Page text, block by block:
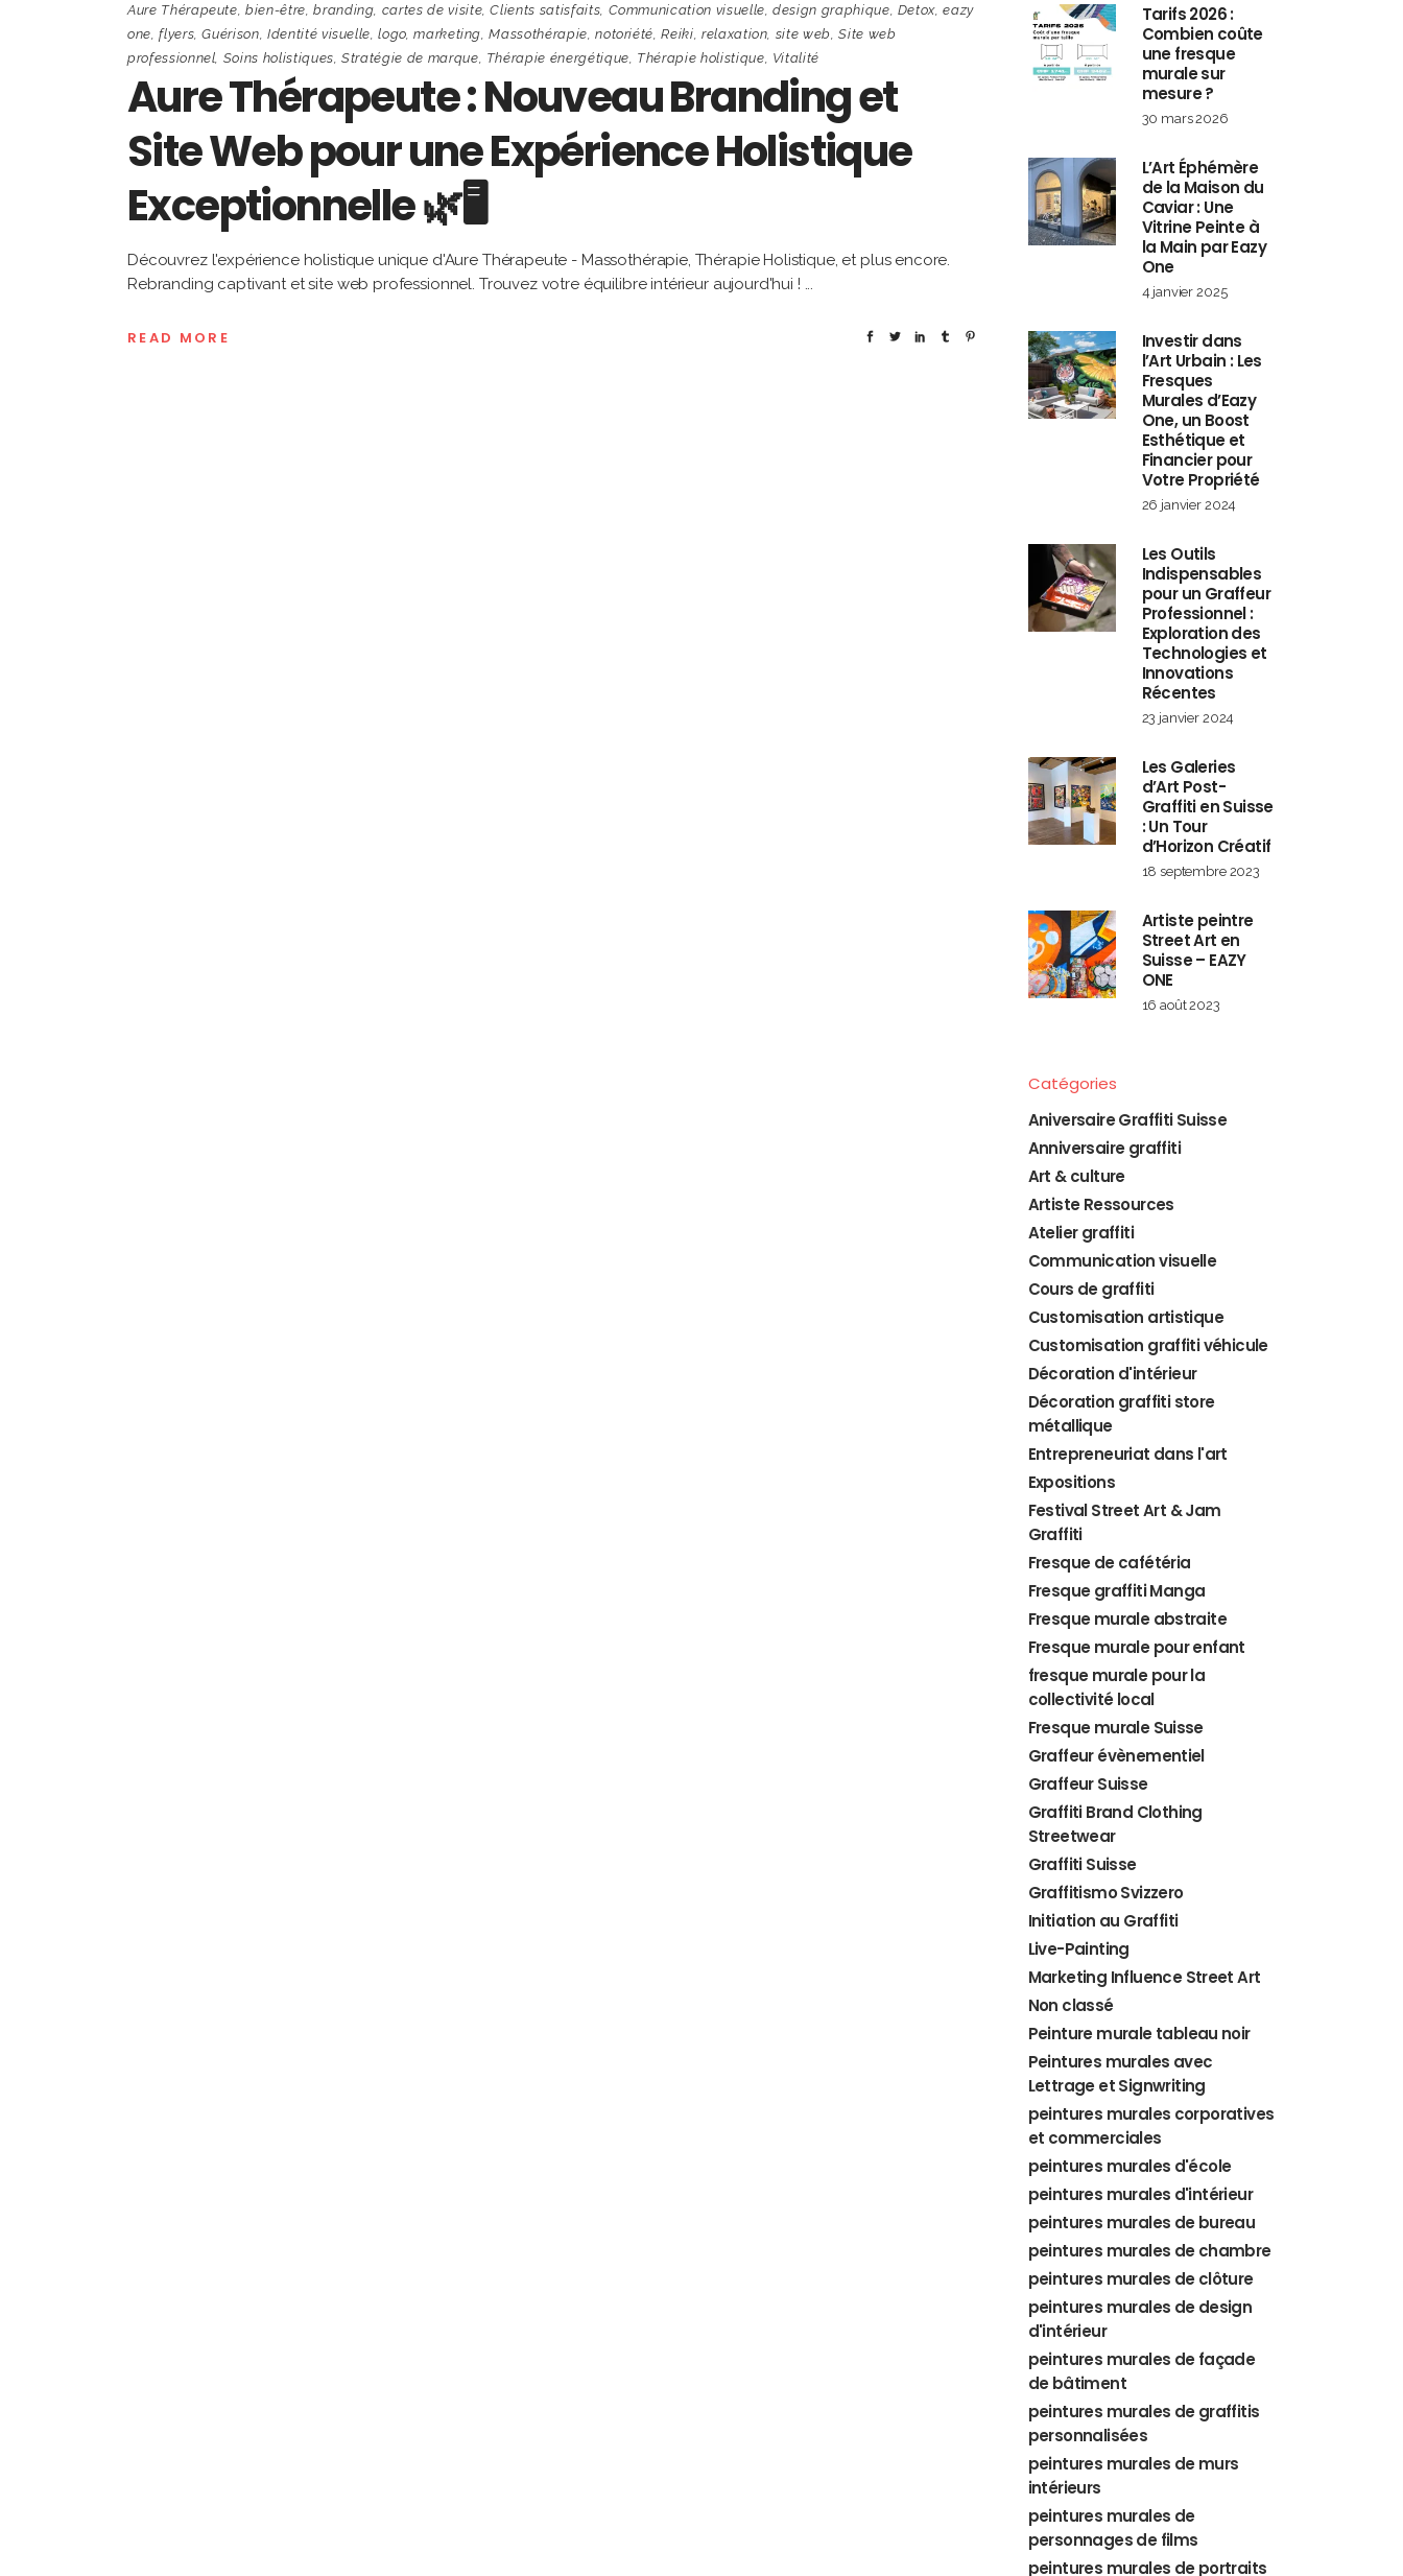
Aure Thérapeute ,bien-être ,branding cartes de visite ,Clients satisfaits Communication visuelle ,design graphique Detox ,eazy
one ,flyers ,Guérison Identité visuelle ,logo,marketing ,Massothérapie ,notoriété ,Reiki relaxation site web ,Site web
professionnel Soins holistiques ,Stratégie de marque Thérapie énergétique Thérapie holistique Vitalité
Aure Thérapeute : Nouveau Branding et
Site Web pour une Expérience Holistique
Exceptionnelle 🌿🖥️
Découvrez l'expérience holistique unique d'Aure Thérapeute - Massothérapie, Thérapie Holistique, et plus encore.
Rebranding captivant et site web professionnel. Trouvez votre équilibre intérieur aujourd'hui !
READ MORE
Tarifs 2026 :
Combien coûte
une fresque
murale sur
mesure ?
30 mars 2026
L’Art Éphémère
de la Maison du
Caviar : Une
Vitrine Peinte à
la Main par Eazy
One
4 janvier 2025
Investir dans
l’Art Urbain : Les
Fresques
Murales d’Eazy
One, un Boost
Esthétique et
Financier pour
Votre Propriété
26 janvier 2024
Les Outils
Indispensables
pour un Graffeur
Professionnel :
Exploration des
Technologies et
Innovations
Récentes
23 janvier 2024
Les Galeries
d’Art Post-
Graffiti en Suisse
: Un Tour
d’Horizon Créatif
18 septembre 2023
Artiste peintre
Street Art en
Suisse – EAZY
ONE
16 août 2023
Catégories
Aniversaire Graffiti Suisse
Anniversaire graffiti
Art & culture
Artiste Ressources
Atelier graffiti
Communication visuelle
Cours de graffiti
Customisation artistique
Customisation graffiti véhicule
Décoration d'intérieur
Décoration graffiti store
métallique
Entrepreneuriat dans l'art
Expositions
Festival Street Art & Jam
Graffiti
Fresque de cafétéria
Fresque graffiti Manga
Fresque murale abstraite
Fresque murale pour enfant
fresque murale pour la
collectivité local
Fresque murale Suisse
Graffeur évènementiel
Graffeur Suisse
Graffiti Brand Clothing
Streetwear
Graffiti Suisse
Graffitismo Svizzero
Initiation au Graffiti
Live-Painting
Marketing Influence Street Art
Non classé
Peinture murale tableau noir
Peintures murales avec
Lettrage et Signwriting
peintures murales corporatives
et commerciales
peintures murales d'école
peintures murales d'intérieur
peintures murales de bureau
peintures murales de chambre
peintures murales de clôture
peintures murales de design
d'intérieur
peintures murales de façade
de bâtiment
peintures murales de graffitis
personnalisées
peintures murales de murs
intérieurs
peintures murales de
personnages de films
peintures murales de portraits